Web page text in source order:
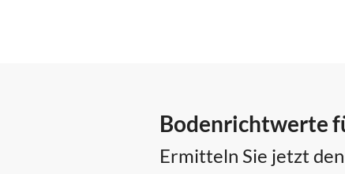
Bodenrichtwerte
Ermitteln Sie jetzt